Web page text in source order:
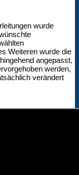
wurde
Weiteren wurde die
angepasst,
werden,
verändert